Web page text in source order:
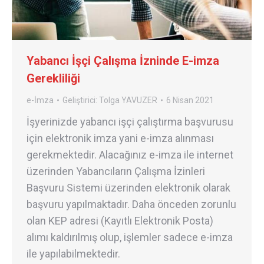
Yabancı İşçi Çalışma İzninde E-imza
Gerekliliği
e-İmza Geliştirici: Tolga YAVUZER 6 Nisan 2021
İşyerinizde yabancı işçi çalıştırma başvurusu
için elektronik imza yani e-imza alınması
gerekmektedir. Alacağınız e-imza ile internet
üzerinden Yabancıların Çalışma İzinleri
Başvuru Sistemi üzerinden elektronik olarak
başvuru yapılmaktadır. Daha önceden zorunlu
olan KEP adresi (Kayıtlı Elektronik Posta)
alımı kaldırılmış olup, işlemler sadece e-imza
ile yapılabilmektedir.